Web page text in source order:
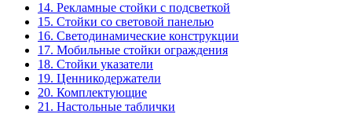
14. Рекламные стойки с подсветкой
15. Стойки со световой панелью
16. Светодинамические конструкции
17. Мобильные стойки ограждения
18. Стойки указатели
19. Ценникодержатели
20. Комплектующие
21. Настольные таблички